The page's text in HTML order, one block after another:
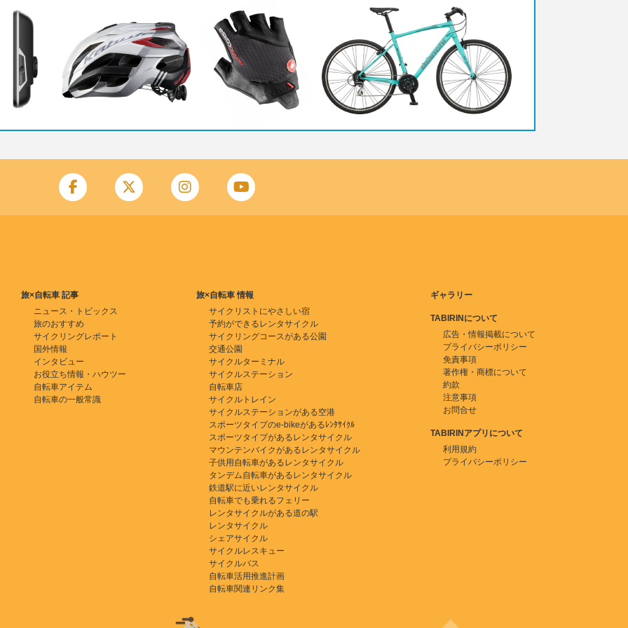
旅×自転車 記事
ニュース・トピックス
旅のおすすめ
サイクリングレポート
国外情報
インタビュー
お役立ち情報・ハウツー
自転車アイテム
自転車の一般常識
旅×自転車 情報
サイクリストにやさしい宿
予約ができるレンタサイクル
サイクリングコースがある公園
交通公園
サイクルターミナル
サイクルステーション
自転車店
サイクルトレイン
サイクルステーションがある空港
スポーツタイプのe-bikeがあるﾚﾝﾀｻｲｸﾙ
スポーツタイプがあるレンタサイクル
マウンテンバイクがあるレンタサイクル
子供用自転車があるレンタサイクル
タンデム自転車があるレンタサイクル
鉄道駅に近いレンタサイクル
自転車でも乗れるフェリー
レンタサイクルがある道の駅
レンタサイクル
シェアサイクル
サイクルレスキュー
サイクルバス
自転車活用推進計画
自転車関連リンク集
ギャラリー
TABIRINについて
広告・情報掲載について
プライバシーポリシー
免責事項
著作権・商標について
約款
注意事項
お問合せ
TABIRINアプリについて
利用規約
プライバシーポリシー